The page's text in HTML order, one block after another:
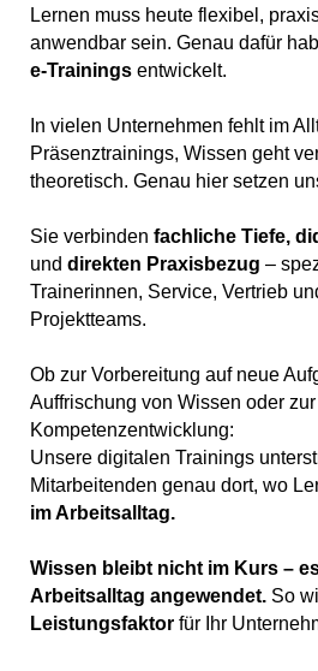
Lernen muss heute flexibel,
anwendbar sein. Genau dafür
e-Trainingsentwickelt.
In vielen Unternehmen fehlt im
Präsenztrainings, Wissen geht
theoretisch. Genau hier setzen
Sie verbinden fachliche Tiefe,
und direkten Praxisbezug –
Trainerinnen, Service, Vertrieb
Projektteams.
Ob zur Vorbereitung auf neue
Auffrischung von Wissen oder
Kompetenzentwicklung:
Unsere digitalen Trainings
Mitarbeitenden genau dort, wo
im Arbeitsalltag.
Wissen bleibt nicht im Kurs –
Arbeitsalltag angewendet. So
Leistungsfaktor für Ihr